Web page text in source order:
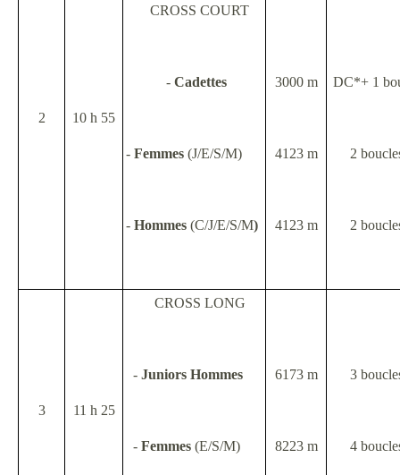
2 10 h 55
CROSS COURT
- Cadettes
- Femmes (J/E/S/M)
- Hommes (C/J/E/S/M)
3000 m
4123 m
4123 m
DC*+ 1
2
2
3 11 h 25
CROSS LONG
- Juniors Hommes
- Femmes (E/S/M)
6173 m
8223 m
3
4